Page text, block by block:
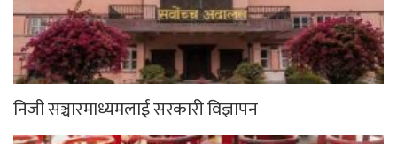
निजी सञ्चारमाध्यमलाई सरकारी विज्ञापन